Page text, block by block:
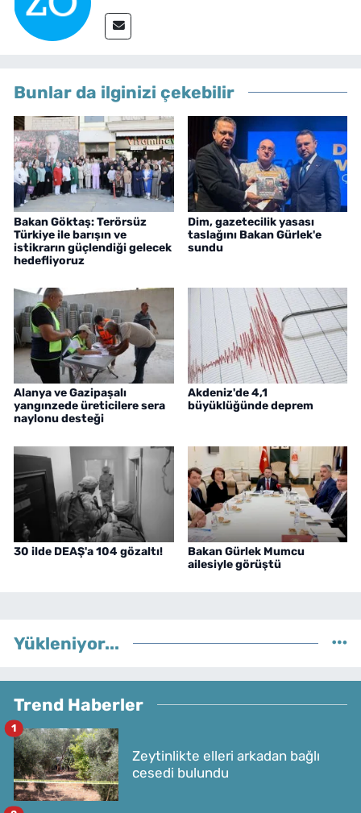
Bunlar da ilginizi çekebilir
Bakan Göktaş: Terörsüz
Türkiye ile barışın ve
istikrarın güçlendiği gelecek
hedefliyoruz
Dim, gazetecilik yasası
taslağını Bakan Gürlek'e
sundu
Alanya ve Gazipaşalı
yangınzede üreticilere sera
naylonu desteği
Akdeniz'de 4,1
büyüklüğünde deprem
30 ilde DEAŞ'a 104 gözaltı!
Bakan Gürlek Mumcu
ailesiyle görüştü
Yükleniyor...
Trend Haberler
Zeytinlikte elleri arkadan bağlı
cesedi bulundu
1